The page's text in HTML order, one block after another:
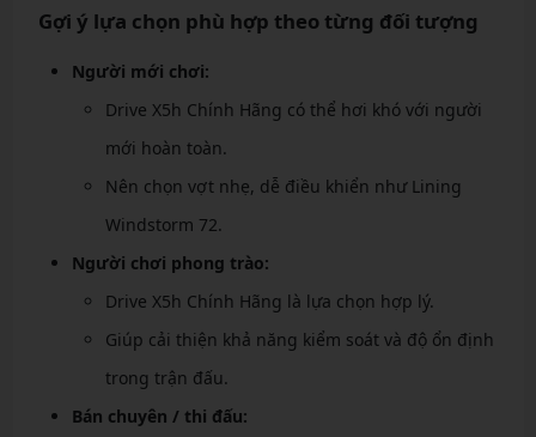
Gợi ý lựa chọn phù hợp theo từng đối tượng
Người mới chơi:
Drive X5h Chính Hãng có thể hơi khó với người
mới hoàn toàn.
Nên chọn vợt nhẹ, dễ điều khiển như Lining
Windstorm 72.
Người chơi phong trào:
Drive X5h Chính Hãng là lựa chọn hợp lý.
Giúp cải thiện khả năng kiểm soát và độ ổn định
trong trận đấu.
Bán chuyên / thi đấu: